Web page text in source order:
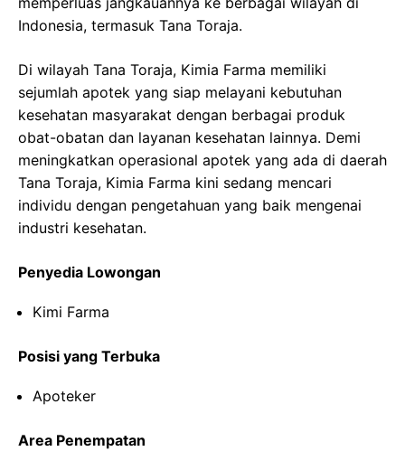
Indonesia, termasuk Tana Toraja.
Di wilayah Tana Toraja, Kimia Farma memiliki
sejumlah apotek yang siap melayani kebutuhan
kesehatan masyarakat dengan berbagai produk
obat-obatan dan layanan kesehatan lainnya. Demi
meningkatkan operasional apotek yang ada di daerah
Tana Toraja, Kimia Farma kini sedang mencari
individu dengan pengetahuan yang baik mengenai
industri kesehatan.
Penyedia Lowongan
Kimi Farma
Posisi yang Terbuka
Apoteker
Area Penempatan